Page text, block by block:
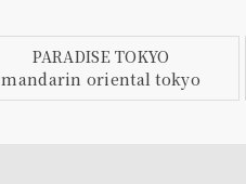
PARADISE TOKYO
mandarin oriental tokyo